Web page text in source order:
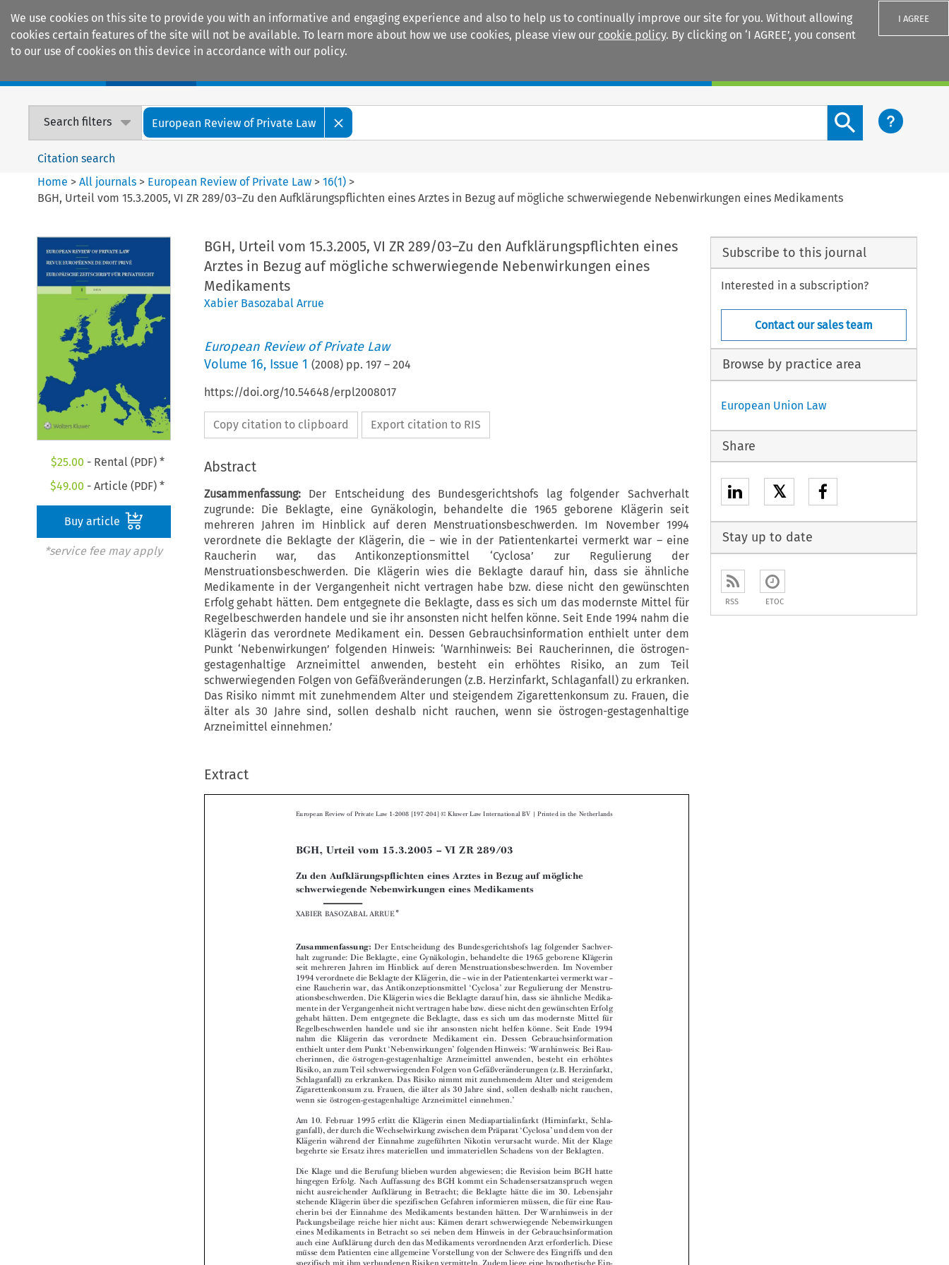
We use cookies on this site to provide you with an informative and engaging experience and also to help us to continually improve our site for you. Without allowing
cookies certain features of the site will not be available. To learn more about how we use cookies, please view our cookie policy. By clicking on ‘I AGREE’, you consent
to our use of cookies on this device in accordance with our policy.
I AGREE
Search filters European Review of Private Law
Search content button
Citation search
Home >All journals > European Review of Private Law >16(1) >
BGH, Urteil vom 15.3.2005, VI ZR 289/03–Zu den Aufklärungspflichten eines Arztes in Bezug auf mögliche schwerwiegende Nebenwirkungen eines Medikaments
$25.00 - Rental (PDF) *
$49.00 - Article (PDF) *
Buy article
*service fee may apply
BGH, Urteil vom 15.3.2005, VI ZR 289/03–Zu den Aufklärungspflichten eines
Arztes in Bezug auf mögliche schwerwiegende Nebenwirkungen eines
Medikaments
Xabier Basozabal Arrue
European Review of Private Law
Volume 16, Issue 1 (2008) pp. 197– 204
https://doi.org/10.54648/erpl2008017
Copy citation to clipboard Export citation to RIS
Abstract
Zusammenfassung:Der Entscheidung des Bundesgerichtshofs lag folgender Sachverhalt
zugrunde: Die Beklagte, eine Gynäkologin, behandelte die 1965 geborene Klägerin seit
mehreren Jahren im Hinblick auf deren Menstruationsbeschwerden. Im November 1994
verordnete die Beklagte der Klägerin, die – wie in der Patientenkartei vermerkt war – eine
Raucherin war, das Antikonzeptionsmittel ‘Cyclosa’ zur Regulierung der
Menstruationsbeschwerden. Die Klägerin wies die Beklagte darauf hin, dass sie ähnliche
Medikamente in der Vergangenheit nicht vertragen habe bzw. diese nicht den gewünschten
Erfolg gehabt hätten. Dem entgegnete die Beklagte, dass es sich um das modernste Mittel für
Regelbeschwerden handele und sie ihr ansonsten nicht helfen könne. Seit Ende 1994 nahm die
Klägerin das verordnete Medikament ein. Dessen Gebrauchsinformation enthielt unter dem
Punkt ‘Nebenwirkungen’ folgenden Hinweis: ‘Warnhinweis: Bei Raucherinnen, die östrogen-
gestagenhaltige Arzneimittel anwenden, besteht ein erhöhtes Risiko, an zum Teil
schwerwiegenden Folgen von Gefäßveränderungen (z.B. Herzinfarkt, Schlaganfall) zu erkranken.
Das Risiko nimmt mit zunehmendem Alter und steigendem Zigarettenkonsum zu. Frauen, die
älter als 30 Jahre sind, sollen deshalb nicht rauchen, wenn sie östrogen-gestagenhaltige
Arzneimittel einnehmen.’
Extract
 


 
 





 
 


 


 





 

 





 



 
 


 

 

 




 
  




 



    

 

 


 



European Review of Private Law 1-2008 [197-204] Kluwer Law International BV | Printed in the Netherlands
BGH, Urteil vom 15.3.2005 – VI ZR 289/03
schwerwiegende Nebenwirkungen eines Medikaments
XABIER BASOZABAL ARRUE*
Zusammenfassung: Der Entscheidung des Bundesgerichtshofs lag folgender Sachver-
halt zugrunde: Die Beklagte, eine Gyna
̈kologin, behandelte die 1965 geborene Kla
̈gerin
seit mehreren Jahren im Hinblick auf deren Menstruationsbeschwerden. Im November
1994 verordnete die Beklagte der Kla
̈gerin, die – wie in der Patientenkartei vermerkt war –
eine Raucherin war, das Antikonzeptionsmittel ‘Cyclosa’ zur Regulierung der Menstru-
ationsbeschwerden. Die Kla
̈gerin wies die Beklagte darauf hin, dass sie a ̈hnliche Medika-
mente in der Vergangenheit nicht vertragen habe bzw. diese nicht den gewu ̈nschten Erfolg
gehabt ha
̈tten. Dem entgegnete die Beklagte, dass es sich um das modernste Mittel fu ̈r
Regelbeschwerden handele und sie ihr ansonsten nicht helfen ko
̈nne. Seit Ende 1994
nahm die Kla
̈gerin das verordnete Medikament ein. Dessen Gebrauchsinformation
enthielt unter dem Punkt ‘Nebenwirkungen’ folgenden Hinweis: ‘Warnhinweis: Bei Rau-
cherinnen, die o ̈ strogen-gestagenhaltige Arzneimittel anwenden, besteht ein erho
̈htes
Risiko, an zum Teil schwerwiegenden Folgen von Gefa ̈ ßvera
̈nderungen (z.B. Herzinfarkt,
Schlaganfall) zu erkranken. Das Risiko nimmt mit zunehmendem Alter und steigendem
Zigarettenkonsum zu. Frauen, die a
lter als 30 Jahre sind, sollen deshalb nicht rauchen,
wenn sie o ̈ strogen-gestagenhaltige Arzneimittel einnehmen.’
Am 10. Februar 1995 erlitt die Kla
̈gerin einen Mediapartialinfarkt (Hirninfarkt, Schla-
ganfall), der durch die Wechselwirkung zwischen dem Pra
parat ‘Cyclosa’ und dem von der
Kla ̈gerin wa ̈hrend der Einnahme zugefu ̈hrten Nikotin verursacht wurde. Mit der Klage
begehrte sie Ersatz ihres materiellen und immateriellen Schadens von der Beklagten.
nicht ausreichender Aufkla ̈rung in Betracht; die Beklagte ha ̈ tte die im 30. Lebensjahr
stehende Kla
̈gerin u ̈ber die spezifischen Gefahren informieren mu ̈ssen, die fu ̈r eine Rau-
cherin bei der Einnahme des Medikaments bestanden ha
̈tten. Der Warnhinweis in der
Packungsbeilage reiche hier nicht aus: Ka
̈men derart schwerwiegende Nebenwirkungen
eines Medikaments in Betracht so sei neben dem Hinweis in der Gebrauchsinformation
auch eine Aufkla ̈rung durch den das Medikaments verordnenden Arzt erforderlich. Diese
mu ̈sse dem Patienten eine allgemeine Vorstellung von der Schwere des Eingriffs und den
spezifisch mit ihm verbundenen Risiken vermitteln. Zudem liege eine hypothetische Ein-
willigung der Kla ̈gerin nicht vor; eine nicht ordnungsgema ̈ße Aufkla ̈rung durch die Bek-
lagte wa ̈re fu ̈r den Schaden kausal geworden.
Der nachfolgende Beitrag untersucht die Entscheidung aus der Sicht des spanischen
Subscribe to this journal
Interested in a subscription?
Contact our sales team
Browse by practice area
European Union Law
Share
𝕏
Stay up to date
RSS ETOC